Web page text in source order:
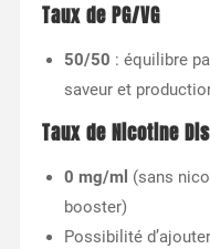
Taux de PG/VG
50/50 : équilibre
saveur et
Taux de Nicotine
0 mg/ml (sans
booster)
Possibilité